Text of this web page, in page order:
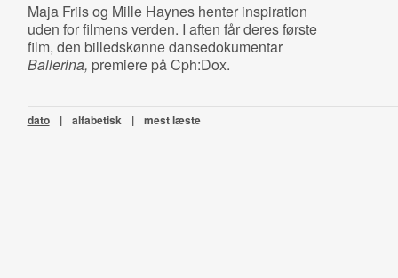
Maja Friis og Mille Haynes henter inspiration
uden for filmens verden. I aften får deres første
film, den billedskønne dansedokumentar
Ballerina, premiere på Cph:Dox.
dato | alfabetisk | mest læste